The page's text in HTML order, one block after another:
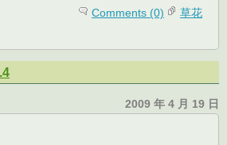
Comments (0) 草花
2009 年 4 月 19 日